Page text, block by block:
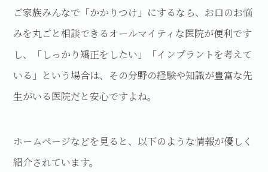
ご家族みんなで「かかりつけ」にするなら、お口のお悩
みを丸ごと相談できるオールマイティな医院が便利です
し、「しっかり矯正をしたい」「インプラントを考えて
いる」という場合は、その分野の経験や知識が豊富な先
生がいる医院だと安心ですよね。
ホームページなどを見ると、以下のような情報が優しく
紹介されています。